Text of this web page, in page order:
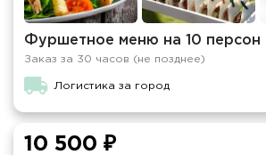
Фуршетное меню на 10 персон
Заказ за 30 часов (не позднее)
Логистика за город
10 500 ₽